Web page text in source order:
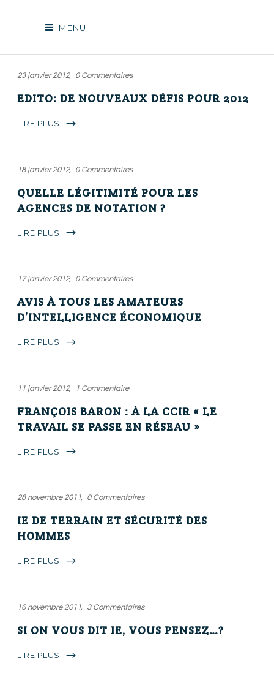
MENU
23 janvier 2012 0 Commentaires
EDITO: DE NOUVEAUX DÉFIS POUR 2012
LIRE PLUS
18 janvier 2012 0 Commentaires
QUELLE LÉGITIMITÉ POUR LES
AGENCES DE NOTATION ?
LIRE PLUS
17 janvier 2012 0 Commentaires
AVIS À TOUS LES AMATEURS
D’INTELLIGENCE ÉCONOMIQUE
LIRE PLUS
11 janvier 2012 1 Commentaire
FRANÇOIS BARON : À LA CCIR « LE
TRAVAIL SE PASSE EN RÉSEAU »
LIRE PLUS
28 novembre 2011 0 Commentaires
IE DE TERRAIN ET SÉCURITÉ DES
HOMMES
LIRE PLUS
16 novembre 2011 3 Commentaires
SI ON VOUS DIT IE, VOUS PENSEZ…?
LIRE PLUS